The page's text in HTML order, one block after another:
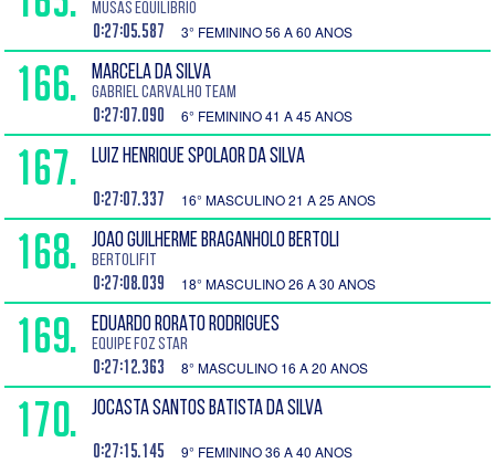
Musas Equilibrio
0:27:05.587 3° FEMININO 56 A 60 ANOS
166. MARCELA DA SILVA
Gabriel Carvalho TEAM
0:27:07.090 6° FEMININO 41 A 45 ANOS
167. LUIZ HENRIQUE SPOLAOR DA SILVA
0:27:07.337 16° MASCULINO 21 A 25 ANOS
168. JOAO GUILHERME BRAGANHOLO BERTOLI
BertoliFit
0:27:08.039 18° MASCULINO 26 A 30 ANOS
169. EDUARDO RORATO RODRIGUES
Equipe Foz Star
0:27:12.363 8° MASCULINO 16 A 20 ANOS
170. JOCASTA SANTOS BATISTA DA SILVA
0:27:15.145 9° FEMININO 36 A 40 ANOS